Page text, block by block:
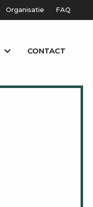
Organisatie FAQ
CONTACT